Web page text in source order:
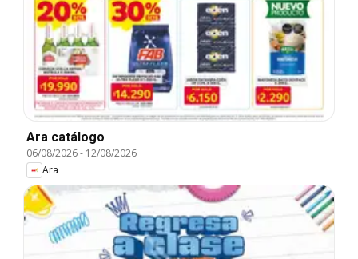
Ara catálogo
06/08/2026- 12/08/2026
Ara